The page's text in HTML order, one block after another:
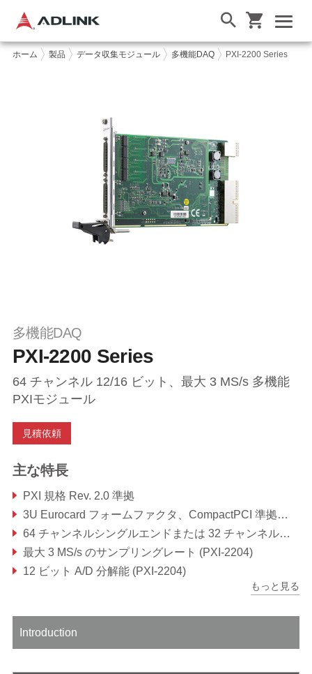
ホーム 製品 データ収集モジュール 多機能DAQ PXI-2200 Series
多機能DAQ
PXI-2200 Series
64 チャンネル 12/16 ビット、最大 3 MS/s 多機能
PXIモジュール
見積依頼
主な特長
PXI 規格 Rev. 2.0 準拠
3U Eurocard フォームファクタ、CompactPCI 準拠 (PICMG 2.0 R3.0)
64 チャンネルシングルエンドまたは 32 チャンネル差動アナログ入力
最大 3 MS/s のサンプリングレート (PXI-2204)
12 ビット A/D 分解能 (PXI-2204)
もっと見る
Introduction